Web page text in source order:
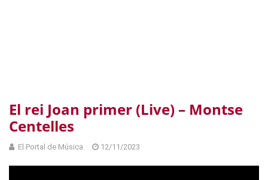
El rei Joan primer (Live) – Montse
Centelles
El Portal de Música 12/11/2023